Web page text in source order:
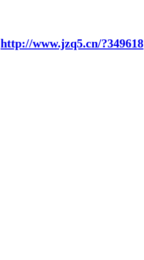
http://www.jzq5.cn/?349618